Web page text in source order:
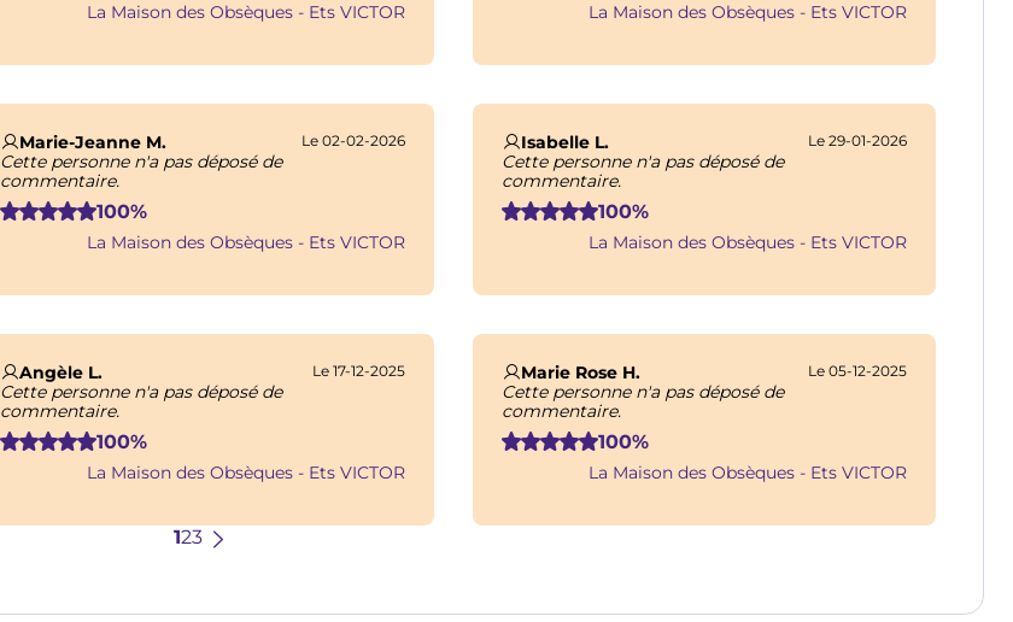
La Maison des Obsèques - Ets VICTOR La Maison des Obsèques - Ets VICTOR
Marie-Jeanne M. Le 02-02-2026
Cette personne n'a pas déposé de
commentaire.
100%
La Maison des Obsèques - Ets VICTOR
Isabelle L. Le 29-01-2026
Cette personne n'a pas déposé de
commentaire.
100%
La Maison des Obsèques - Ets VICTOR
Angèle L. Le 17-12-2025
Cette personne n'a pas déposé de
commentaire.
100%
La Maison des Obsèques - Ets VICTOR
Marie Rose H. Le 05-12-2025
Cette personne n'a pas déposé de
commentaire.
100%
La Maison des Obsèques - Ets VICTOR
Page
1Page
2Page
3 Page